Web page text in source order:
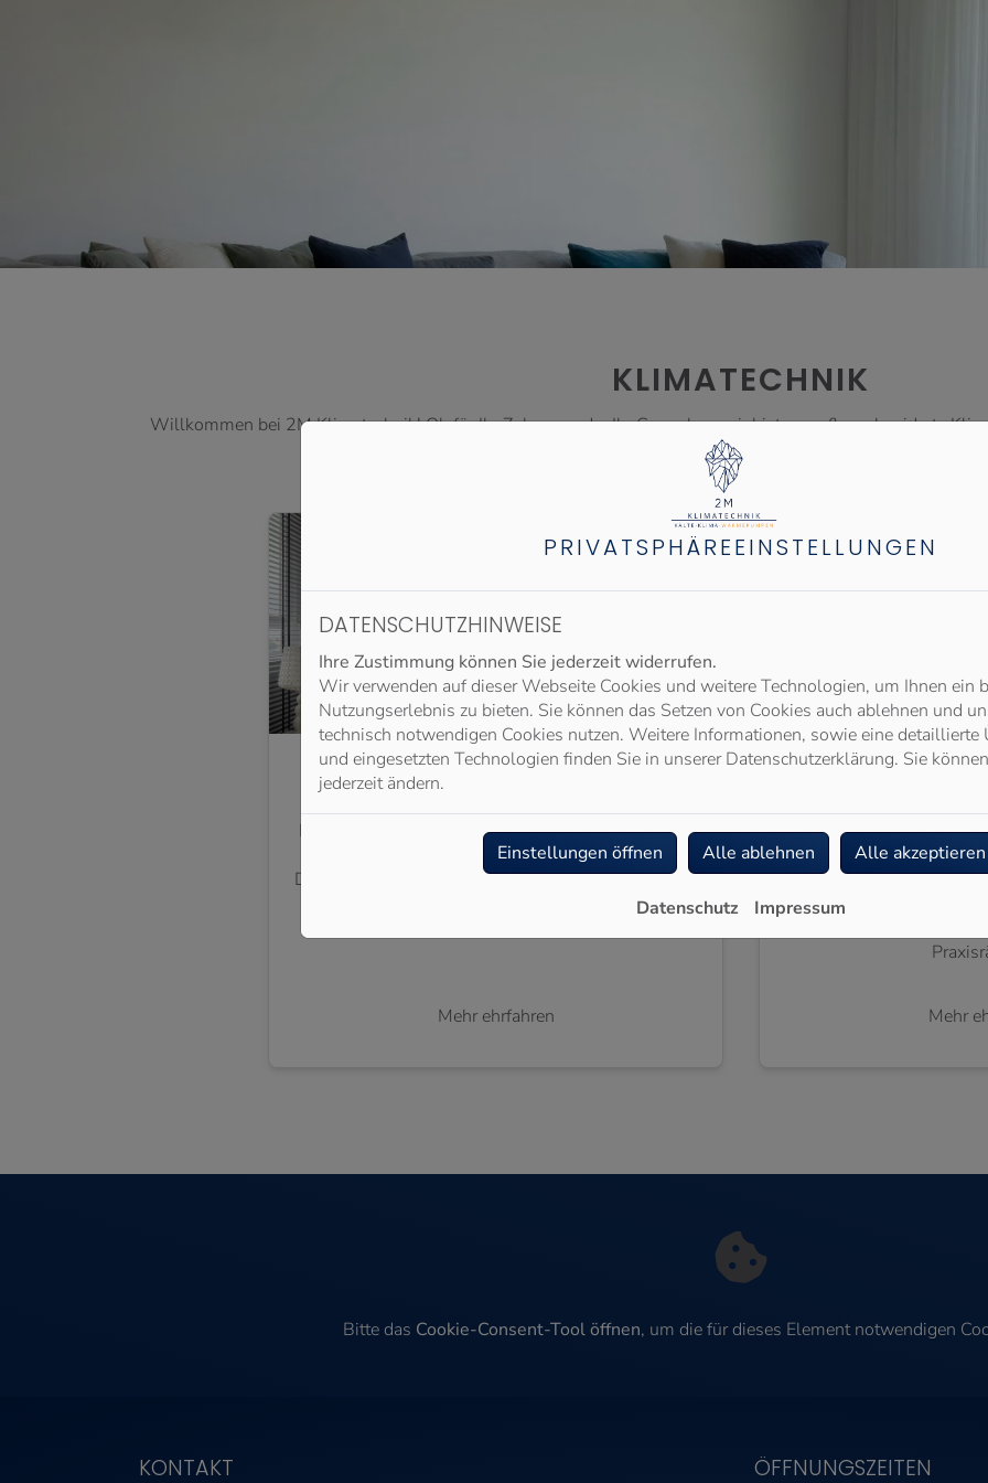
KLIMATECHNIK
Willkommen bei 2M Klimatechnik! Ob für Ihr Zuhause oder Ihr Gewerbe – wir bieten maßgeschneiderte
den passenden Bereich und entdecken Sie unsere innovativen und
PRIVATKUNDEN
Bei uns steht Ihr Wohlbefinden im Mittelpunkt. Mit
einer Vielzahl von innovativen Produkten und
Dienstleistungen sorgen wir dafür, dass Ihr Zuhause
zu jeder Jahreszeit ein Ort des Komforts und der
Mehr ehrfahren
Unsere gewerblichen
speziell darauf
gewerblichen
Büroflächen,
Mehr
Bitte das Cookie-Consent-Tool öffnen, um die für dieses Element notwendigen
KONTAKT ÖFFNUNGSZEITEN
PRIVATSPHÄRE­EINSTELLUNGEN
DATENSCHUTZHINWEISE
Ihre Zustimmung können Sie jederzeit widerrufen.
Wir verwenden auf dieser Webseite Cookies und weitere Technologien, um Ihnen ein
Nutzungserlebnis zu bieten. Sie können das Setzen von Cookies auch ablehnen und
technisch notwendigen Cookies nutzen. Weitere Informationen, sowie eine detaillierte
und eingesetzten Technologien finden Sie in unserer Datenschutzerklärung. Sie
jederzeit ändern.
Einstellungen öffnen Alle ablehnen Alle akzeptieren
Datenschutz Impressum